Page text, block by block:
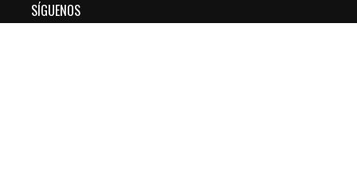
SÍGUENOS